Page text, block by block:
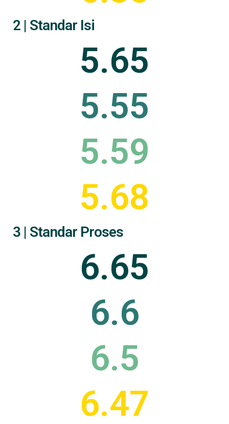
2 | Standar Isi
5.65
5.55
5.59
5.68
3 | Standar Proses
6.65
6.6
6.5
6.47